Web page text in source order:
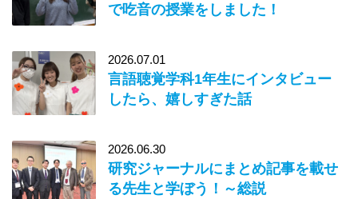
で吃音の授業をしました！
2026.07.01
言語聴覚学科1年生にインタビュー
したら、嬉しすぎた話
2026.06.30
研究ジャーナルにまとめ記事を載せ
る先生と学ぼう！～総説